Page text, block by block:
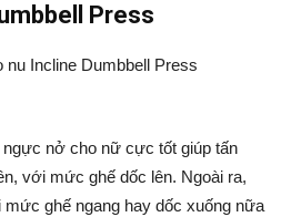
Press
nở cho nữ cực tốt giúp tấn
với mức ghế dốc lên. Ngoài ra,
ghế ngang hay dốc xuống nữa